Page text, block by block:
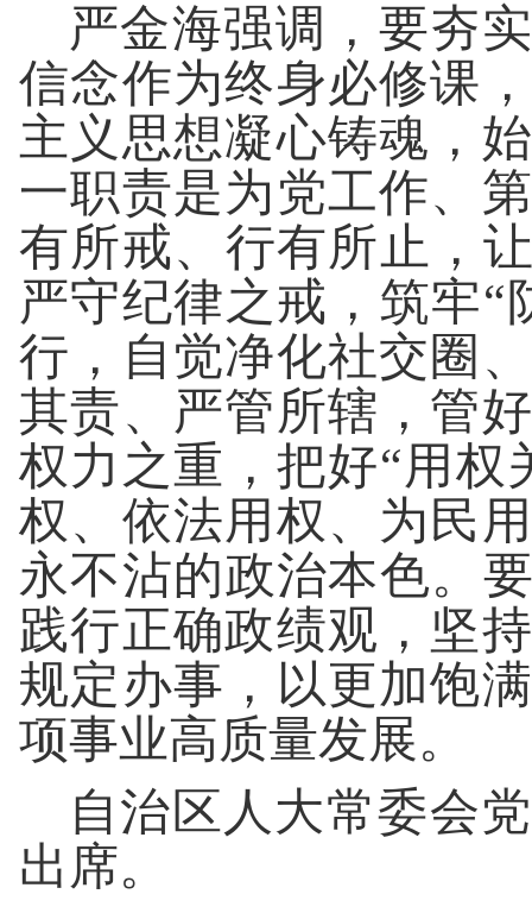
严金海强调，要夯
信念作为终身必修课
主义思想凝心铸魂，
一职责是为党工作、
有所戒、行有所止，
严守纪律之戒，筑牢
行，自觉净化社交圈
其责、严管所辖，管
权力之重，把好“用权
权、依法用权、为民
永不沾的政治本色。
践行正确政绩观，坚
规定办事，以更加饱
项事业高质量发展。
自治区人大常委会
出席。